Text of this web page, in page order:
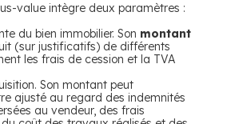
value intègre deux paramètres :
du bien immobilier. Son montant
(sur justificatifs) de différents
les frais de cession et la TVA
Son montant peut
ajusté au regard des indemnités
au vendeur, des frais